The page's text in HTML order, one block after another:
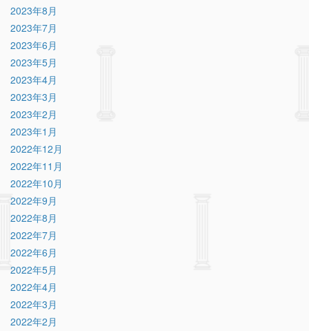
2023年8月
2023年7月
2023年6月
2023年5月
2023年4月
2023年3月
2023年2月
2023年1月
2022年12月
2022年11月
2022年10月
2022年9月
2022年8月
2022年7月
2022年6月
2022年5月
2022年4月
2022年3月
2022年2月